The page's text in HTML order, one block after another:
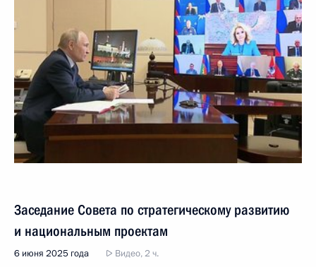
Заседание Совета по стратегическому развитию
и национальным проектам
6 июня 2025 года Видео, 2 ч.